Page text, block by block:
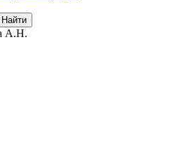
Найти
А.Н.